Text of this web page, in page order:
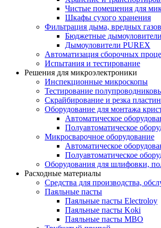
Чистые помещения для
Шкафы сухого хранения
Фильтрация дыма, вредных
Бюджетные
Дымоуловители PUREX
Автоматизация сборочных
Испытания и тестирование
Решения для микроэлектроники
Инспекционные микроскопы
Тестирование
Скрайбирование и резка пластин
Оборудование для монтажа
Автоматическое
Полуавтоматическое
Микросварочное оборудование
Автоматическое
Полуавтоматическое
Оборудования для шлифовки,
Расходные материалы
Средства для производства,
Паяльные пасты
Паяльные пасты Electroloy
Паяльные пасты Koki
Паяльные пасты MBO